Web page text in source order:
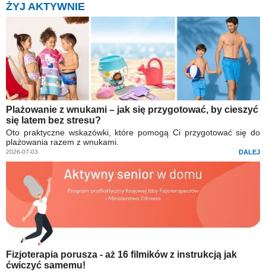
ŻYJ AKTYWNIE
Plażowanie z wnukami – jak się przygotować, by cieszyć
się latem bez stresu?
Oto praktyczne wskazówki, które pomogą Ci przygotować się do
plażowania razem z wnukami.
2026-07-03 DALEJ
Fizjoterapia porusza - aż 16 filmików z instrukcją jak
ćwiczyć samemu!